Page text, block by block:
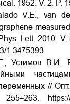
1952. V. 2. P.
V.E., van de
Lett. 2010.
1.3475393
Устимов В.И.
//
https://